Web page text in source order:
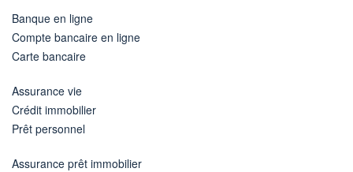
Banque en ligne
Compte bancaire en ligne
Carte bancaire
Assurance vie
Crédit immobilier
Prêt personnel
Assurance prêt immobilier